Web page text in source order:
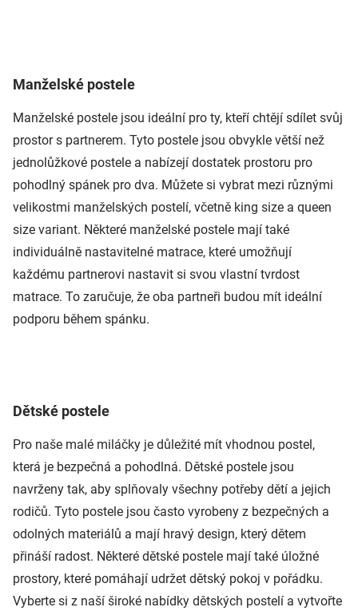
Manželské postele
Manželské postele jsou ideální pro ty, kteří chtějí sdílet svůj
prostor s partnerem. Tyto postele jsou obvykle větší než
jednolůžkové postele a nabízejí dostatek prostoru pro
pohodlný spánek pro dva. Můžete si vybrat mezi různými
velikostmi manželských postelí, včetně king size a queen
size variant. Některé manželské postele mají také
individuálně nastavitelné matrace, které umožňují
každému partnerovi nastavit si svou vlastní tvrdost
matrace. To zaručuje, že oba partneři budou mít ideální
podporu během spánku.
Dětské postele
Pro naše malé miláčky je důležité mít vhodnou postel,
která je bezpečná a pohodlná. Dětské postele jsou
navrženy tak, aby splňovaly všechny potřeby dětí a jejich
rodičů. Tyto postele jsou často vyrobeny z bezpečných a
odolných materiálů a mají hravý design, který dětem
přináší radost. Některé dětské postele mají také úložné
prostory, které pomáhají udržet dětský pokoj v pořádku.
Vyberte si z naší široké nabídky dětských postelí a vytvořte